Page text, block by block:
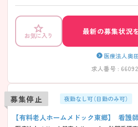
お気に入り 最新の募集状況
医療法人奥
求人番号 :
募集停止 夜勤なし可（日勤のみ可）
【有料老人ホームメドック東郷】 看護